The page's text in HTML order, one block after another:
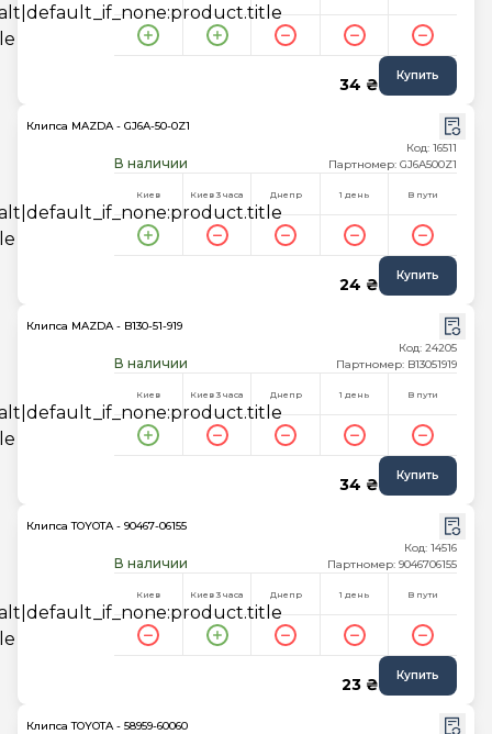
34 ₴ Купить
Клипса MAZDA - GJ6A-50-0Z1
В наличии
Код: 16511
Партномер: GJ6A500Z1
Киев Киев 3 часа Днепр 1 день В пути
24 ₴ Купить
Клипса MAZDA - B130-51-919
В наличии
Код: 24205
Партномер: B13051919
Киев Киев 3 часа Днепр 1 день В пути
34 ₴ Купить
Клипса TOYOTA - 90467-06155
В наличии
Код: 14516
Партномер: 9046706155
Киев Киев 3 часа Днепр 1 день В пути
23 ₴ Купить
Клипса TOYOTA - 58959-60060